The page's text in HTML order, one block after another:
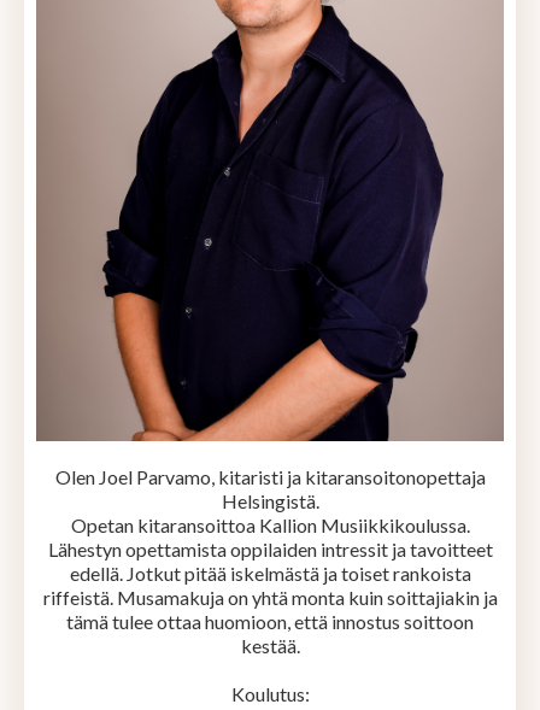
Olen Joel Parvamo, kitaristi ja kitaransoitonopettaja
Helsingistä.
Opetan kitaransoittoa Kallion Musiikkikoulussa.
Lähestyn opettamista oppilaiden intressit ja tavoitteet
edellä. Jotkut pitää iskelmästä ja toiset rankoista
riffeistä. Musamakuja on yhtä monta kuin soittajiakin ja
tämä tulee ottaa huomioon, että innostus soittoon
kestää.
Koulutus: